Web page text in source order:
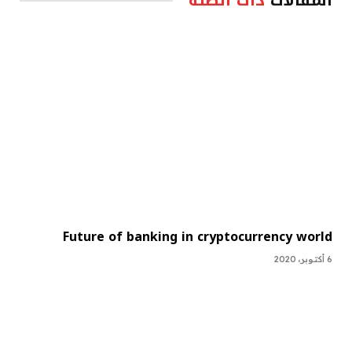
Future of banking in cryptocurrency world
6 أكتوبر، 2020